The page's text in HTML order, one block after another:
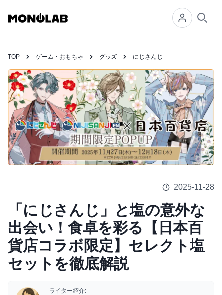
TOP ゲーム・おもちゃ グッズ にじさんじ
2025-11-28
「にじさんじ」と塩の意外な
出会い！食卓を彩る【日本百
貨店コラボ限定】セレクト塩
セットを徹底解説
ライター紹介: